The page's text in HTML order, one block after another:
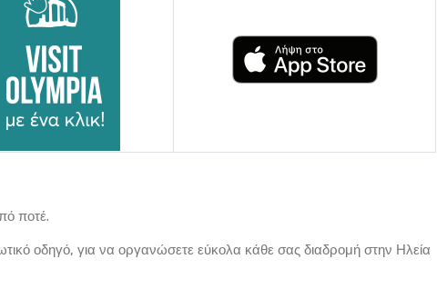
ποτέ.
οδηγό, για να οργανώσετε εύκολα κάθε σας διαδρομή στην Ηλεία